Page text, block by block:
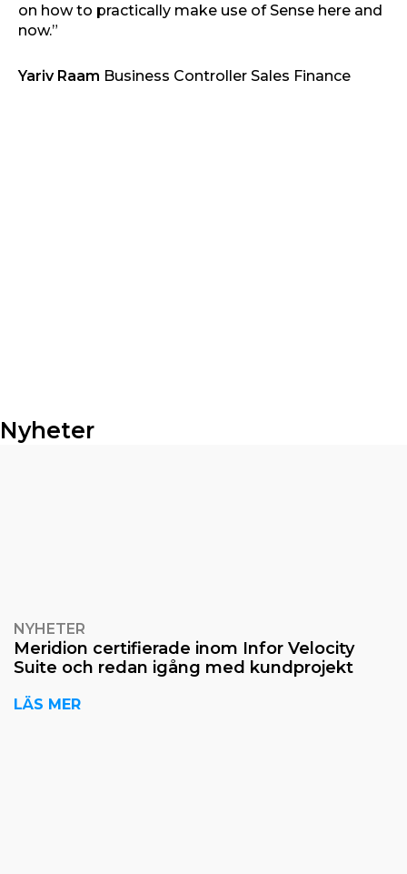
on how to practically make use of Sense here and
now.”
Yariv Raam Business Controller Sales Finance
Nyheter
NYHETER
Meridion certifierade inom Infor Velocity
Suite och redan igång med kundprojekt
LÄS MER